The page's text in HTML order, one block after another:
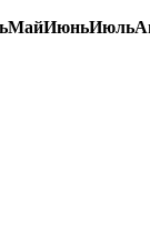
МайИюньИюль